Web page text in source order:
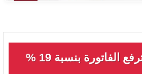
الفاتورة بنسبة 19 %